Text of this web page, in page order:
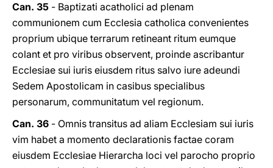
Can. 35 - Baptizati acatholici ad plenam
communionem cum Ecclesia catholica convenientes
proprium ubique terrarum retineant ritum eumque
colant et pro viribus observent, proinde ascribantur
Ecclesiae sui iuris eiusdem ritus salvo iure adeundi
Sedem Apostolicam in casibus specialibus
personarum, communitatum vel regionum.
Can. 36 - Omnis transitus ad aliam Ecclesiam sui iuris
vim habet a momento declarationis factae coram
eiusdem Ecclesiae Hierarcha loci vel parocho proprio